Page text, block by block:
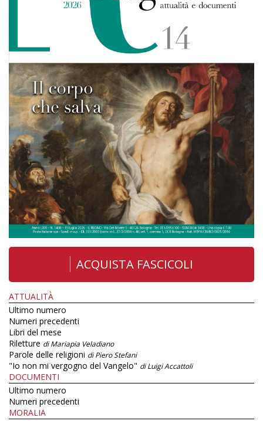
ACQUISTA FASCICOLI
ATTUALITÀ
Ultimo numero
Numeri precedenti
Libri del mese
Riletture di Mariapia Veladiano
Parole delle religioni di Piero Stefani
"Io non mi vergogno del Vangelo" di Luigi Accattoli
DOCUMENTI
Ultimo numero
Numeri precedenti
MORALIA